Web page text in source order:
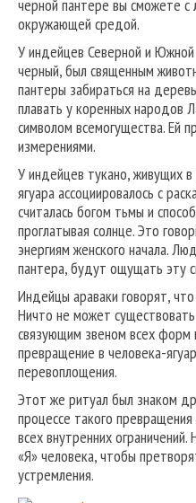
черной пантере вы сможете с
окружающей средой.
У индейцев Северной и
черный, был священным
пантеры забираться на
плавать у коренных народов
символом всемогущества. Ей
измерениями.
У индейцев тукано, живущих
ягуара ассоциировалось с
считалась богом тьмы и
проглатывая солнце. Это
энергиям женского начала.
пантера, будут ощущать эту
Индейцы араваки говорят,
Ничто не может
связующим звеном всех форм
превращение в человека-
перевоплощения.
Этот же ритуал был знаком
процессе такого
всех внутренних
«Я» человека, чтобы
устремления.